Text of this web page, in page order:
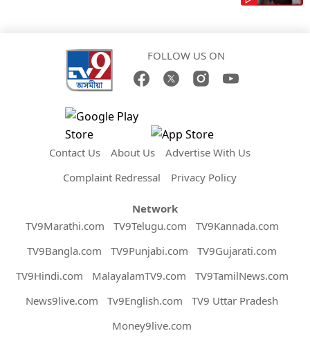
FOLLOW US ON
Contact Us About Us
Advertise With Us
Complaint Redressal
Privacy Policy
Network
TV9Marathi.com
TV9Telugu.com
TV9Kannada.com
TV9Bangla.com
TV9Punjabi.com
TV9Gujarati.com
TV9Hindi.com
MalayalamTV9.com
TV9TamilNews.com
News9live.com
Tv9English.com
TV9 Uttar Pradesh
Money9live.com